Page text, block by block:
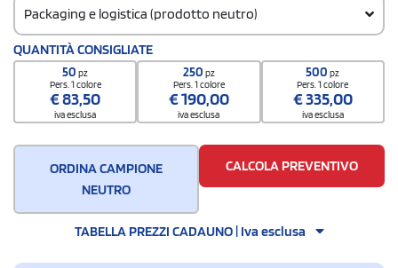
Packaging e logistica (prodotto neutro)
Codice doganale
8205510000000000000000
Quantità per confezione
200 / Inner carton
Quantità per scatola
1000
QUANTITÀ CONSIGLIATE
50pz
Pers. 1 colore
€83,50
iva esclusa
250 pz
Pers. 1 colore
€190,00
iva esclusa
500pz
Pers. 1 colore
€335,00
iva esclusa
ORDINA CAMPIONE
NEUTRO
CALCOLA PREVENTIVO
TABELLA PREZZI CADAUNO | Iva esclusa